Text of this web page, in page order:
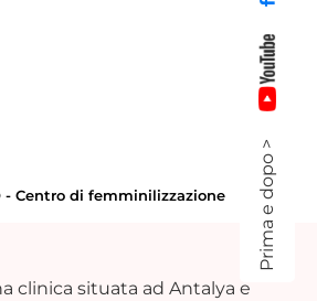
- Centro di femminilizzazione
clinica situata ad Antalya e
Prima e dopo >